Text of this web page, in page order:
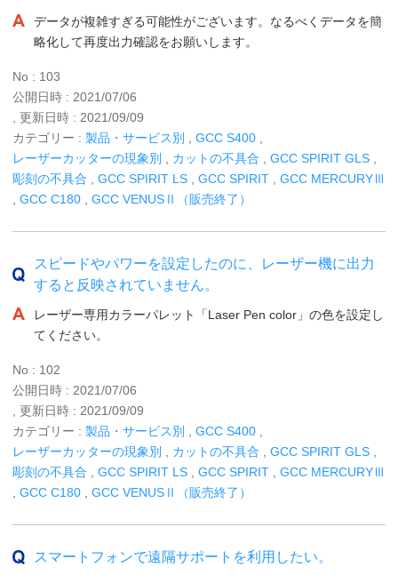
データが複雑すぎる可能性がございます。なるべくデータを簡
略化して再度出力確認をお願いします。
No : 103
公開日時 : 2021/07/06
, 更新日時 : 2021/09/09
カテゴリー : 製品・サービス別 GCC S400
レーザーカッターの現象別
カットの不具合 GCC SPIRIT GLS
彫刻の不具合
GCC SPIRIT LS GCC SPIRIT
GCC MERCURYⅢ
GCC C180 GCC VENUSⅡ（販売終了）
スピードやパワーを設定したのに、レーザー機に出力
すると反映されていません。
レーザー専用カラーパレット「Laser Pen color」の色を設定し
てください。
No : 102
公開日時 : 2021/07/06
, 更新日時 : 2021/09/09
カテゴリー : 製品・サービス別 GCC S400
レーザーカッターの現象別
カットの不具合 GCC SPIRIT GLS
彫刻の不具合
GCC SPIRIT LS GCC SPIRIT
GCC MERCURYⅢ
GCC C180 GCC VENUSⅡ（販売終了）
スマートフォンで遠隔サポートを利用したい。